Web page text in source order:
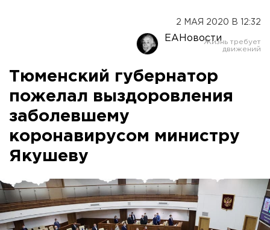
2 МАЯ 2020 В 12:32
ЕАНовости
Тюменский губернатор
пожелал выздоровления
заболевшему
коронавирусом министру
Якушеву